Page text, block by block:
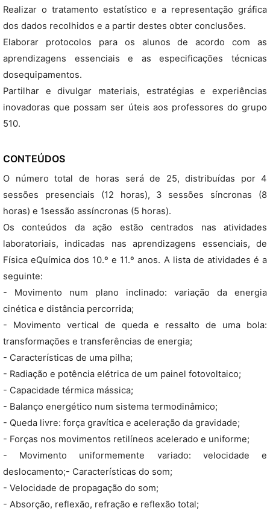
Realizar o tratamento estatístico e a representação gráfica
dos dados recolhidos e a partir destes obter conclusões.
Elaborar protocolos para os alunos de acordo com as
aprendizagens essenciais e as especificações técnicas
dosequipamentos.
Partilhar e divulgar materiais, estratégias e experiências
inovadoras que possam ser úteis aos professores do grupo
510.
CONTEÚDOS
O número total de horas será de 25, distribuídas por 4
sessões presenciais (12 horas), 3 sessões síncronas (8
horas) e 1sessão assíncronas (5 horas).
Os conteúdos da ação estão centrados nas atividades
laboratoriais, indicadas nas aprendizagens essenciais, de
Física eQuímica dos 10.º e 11.º anos. A lista de atividades é a
seguinte:
- Movimento num plano inclinado: variação da energia
cinética e distância percorrida;
- Movimento vertical de queda e ressalto de uma bola:
transformações e transferências de energia;
- Características de uma pilha;
- Radiação e potência elétrica de um painel fotovoltaico;
- Capacidade térmica mássica;
- Balanço energético num sistema termodinâmico;
- Queda livre: força gravítica e aceleração da gravidade;
- Forças nos movimentos retilíneos acelerado e uniforme;
- Movimento uniformemente variado: velocidade e
deslocamento;- Características do som;
- Velocidade de propagação do som;
- Absorção, reflexão, refração e reflexão total;